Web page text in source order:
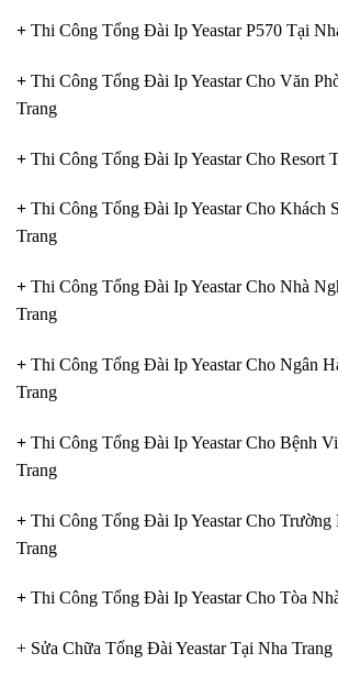
+ Thi Công Tổng Đài Ip Yeastar P570 Tại
+ Thi Công Tổng Đài Ip Yeastar Cho Văn
Trang
+ Thi Công Tổng Đài Ip Yeastar Cho Resort
+ Thi Công Tổng Đài Ip Yeastar Cho Khách
Trang
+ Thi Công Tổng Đài Ip Yeastar Cho Nhà
Trang
+ Thi Công Tổng Đài Ip Yeastar Cho Ngân
Trang
+ Thi Công Tổng Đài Ip Yeastar Cho Bệnh
Trang
+ Thi Công Tổng Đài Ip Yeastar Cho Trường
Trang
+ Thi Công Tổng Đài Ip Yeastar Cho Tòa
+ Sửa Chữa Tổng Đài Yeastar Tại Nha Trang